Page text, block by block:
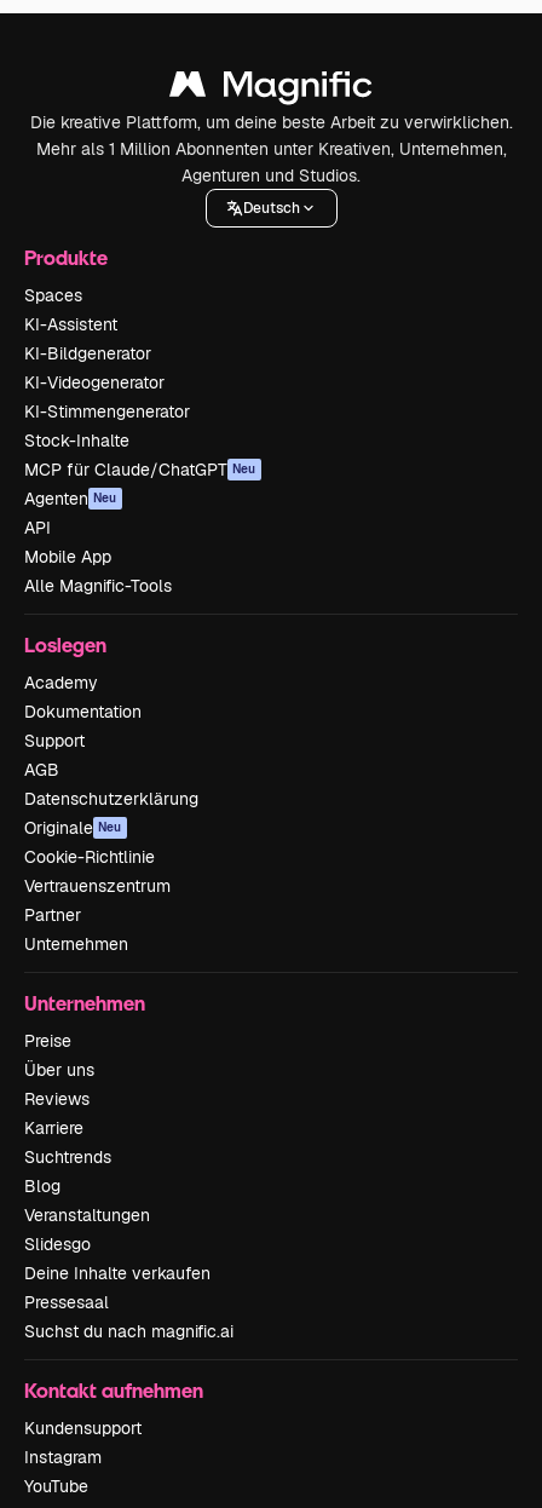
Die kreative Plattform, um deine beste Arbeit zu verwirklichen.
Mehr als 1 Million Abonnenten unter Kreativen, Unternehmen,
Agenturen und Studios.
Deutsch
Produkte
Spaces
KI-Assistent
KI-Bildgenerator
KI-Videogenerator
KI-Stimmengenerator
Stock-Inhalte
MCP für Claude/ChatGPT Neu
Agenten Neu
API
Mobile App
Alle Magnific-Tools
Loslegen
Academy
Dokumentation
Support
AGB
Datenschutzerklärung
Originale Neu
Cookie-Richtlinie
Vertrauenszentrum
Partner
Unternehmen
Unternehmen
Preise
Über uns
Reviews
Karriere
Suchtrends
Blog
Veranstaltungen
Slidesgo
Deine Inhalte verkaufen
Pressesaal
Suchst du nach magnific.ai
Kontakt aufnehmen
Kundensupport
Instagram
YouTube